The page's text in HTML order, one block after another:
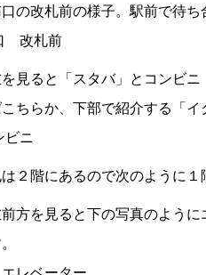
の改札前の様子。駅前で待ち
見ると「スタバ」とコンビ
ちらか、下部で紹介する「イ
２階にあるので次のように１
方を見ると下の写真のよう